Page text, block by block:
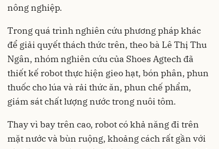
nông nghiệp.
Trong quá trình nghiên cứu phương pháp khác
để giải quyết thách thức trên, theo bà Lê Thị Thu
Ngân, nhóm nghiên cứu của Shoes Agtech đã
thiết kế robot thực hiện gieo hạt, bón phân, phun
thuốc cho lúa và rải thức ăn, phun chế phẩm,
giám sát chất lượng nước trong nuôi tôm.
Thay vì bay trên cao, robot có khả năng đi trên
mặt nước và bùn ruộng, khoảng cách rất gần với